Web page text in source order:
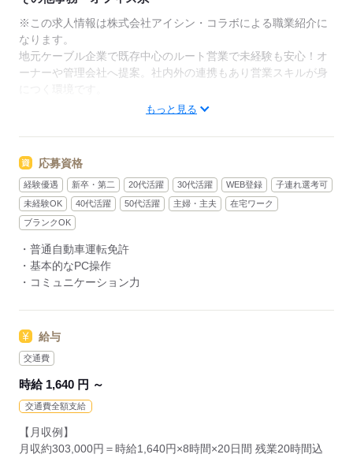
※この求人情報は株式会社アイシン・コラボによる職業紹介に
なります。
地元ケーブル企業で既存中心のルート営業で未経験も安心！オ
ーナーや管理会社へ提案。社内外の連携もあり営業スキルが身
につく環境です。
・集合住宅オーナー、管理会社、
デベロッパーへの提案営業
・既存取引先へのルート営業
・紹介を通じた新規オーナーへの提案
・入居者様からの問い合わせ対応
・見積書・提案資料の作成など
・社内外の打合せや会議への参加
既存顧客との関係構築を重視した営業スタイルのため、信頼関
係を築きながら長く活躍できる環境です。
お休みです
もっと見る
応募資格
経験優遇 新卒・第二 20代活躍 30代活躍 WEB登録
子連れ選考可
未経験OK
40代活躍 50代活躍 主婦・主夫
在宅ワーク
ブランクOK
・普通自動車運転免許
・基本的なPC操作
・コミュニケーション力
給与
交通費
時給 1,640 円 ～
交通費全額支給
【月収例】
月収約303,000円＝時給1,640円×8時間×20日間 残業20時間込